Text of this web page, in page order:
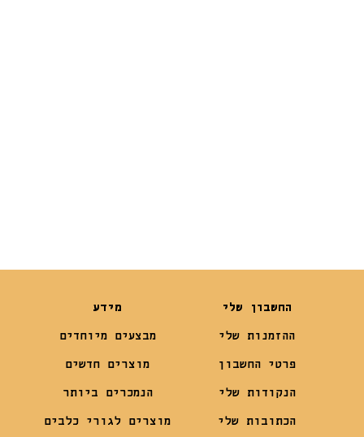
החשבון שלי
ההזמנות שלי
פרטי החשבון
הנקודות שלי
הכתובות שלי
מידע
מבצעים מיוחדים
מוצרים חדשים
הנמכרים ביותר
מוצרים לגורי כלבים